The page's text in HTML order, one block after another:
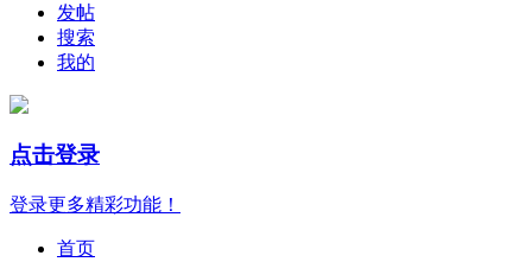
发帖
搜索
我的
点击登录
登录更多精彩功能！
首页